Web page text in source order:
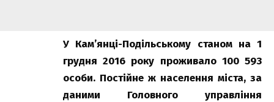
У Кам’янці-Подільському станом на 1
грудня 2016 року проживало 100 593
особи. Постійне ж населення міста, за
даними Головного управління